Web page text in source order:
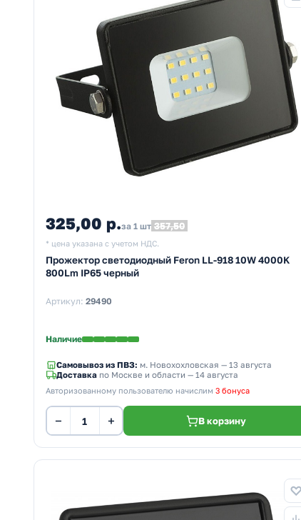
325,00 р.за 1 шт 357,50
* цена указана с учетом НДС.
Прожектор светодиодный Feron LL-918 10W 4000K
800Lm IP65 черный
Артикул: 29490
Наличие
Самовывоз из ПВЗ: м. Новохохловская — 13 августа
Доставка по Москве и области — 14 августа
Авторизованному пользователю начислим 3 бонуса
− + В корзину